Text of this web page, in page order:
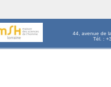
44, avenue de
Tél. :